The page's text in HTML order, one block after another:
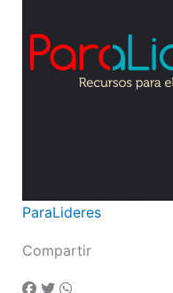
ParaLideres
Compartir